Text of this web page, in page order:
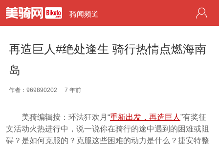
骑闻频道
再造巨人#绝处逢生 骑行热情点燃海南
岛
作者：969890202 7 年前
美骑编辑按：环法狂欢月“重新出发，再造巨人 ”有奖征
文活动火热进行中，说一说你在骑行的途中遇到的困难或阻
碍？是如何克服的？克服这些困难的动力是什么？捷安特整